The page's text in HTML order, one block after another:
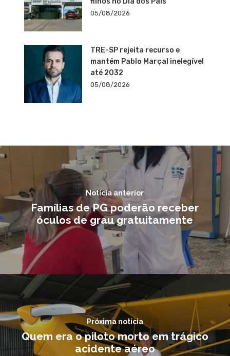
05/08/2026
TRE-SP rejeita recurso e
mantém Pablo Marçal inelegível
até 2032
05/08/2026
Notícia anterior
Famílias de PG poderão receber
óculos de grau gratuitamente
Próxima notícia
Quem era o piloto morto em trágico
acidente aéreo